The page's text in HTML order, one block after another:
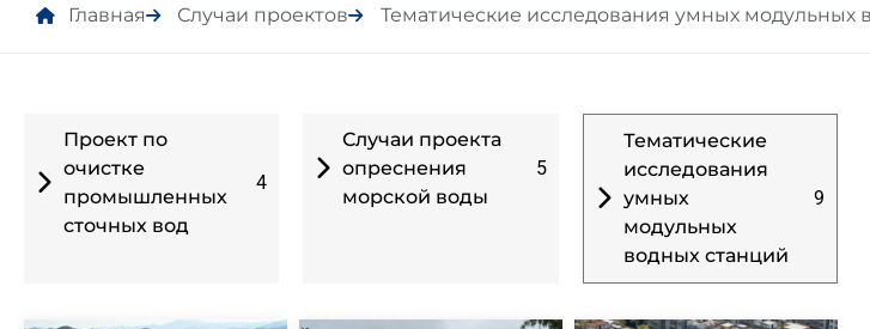
Главная Случаи проектов Тематические исследования умных модульных
Проект по
очистке
промышленных
сточных вод
4
Случаи проекта
опреснения
морской воды
5
Тематические
исследования
умных
модульных
водных станций
9